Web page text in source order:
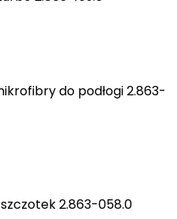
do podłogi 2.863-
2.863-058.0